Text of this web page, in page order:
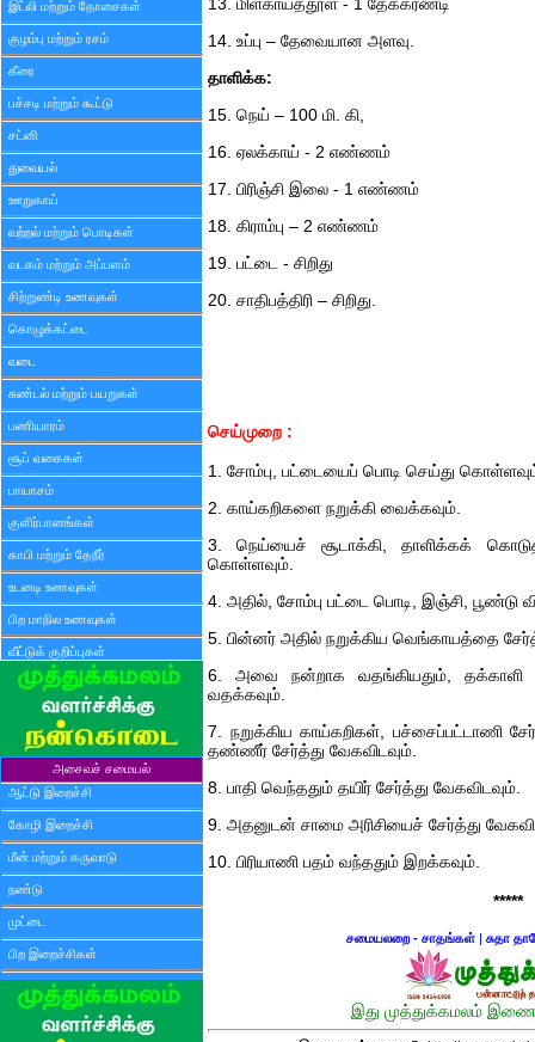
இட்லி மற்றும் தோசைகள்
குழம்பு மற்றும் ரசம்
கீரை
பச்சடி மற்றும் கூட்டு
சட்னி
துவையல்
ஊறுகாய்
வற்றல் மற்றும் பொடிகள்
வடகம் மற்றும் அப்பளம்
சிற்றுண்டி உணவுகள்
கொழுக்கட்டை
வடை
சுண்டல் மற்றும் பயறுகள்
பணியாரம்
சூப் வகைகள்
பாயாசம்
குளிர்பானங்கள்
காபி மற்றும் தேநீர்
உடனடி உணவுகள்
பிற மாநில உணவுகள்
வீட்டுக் குறிப்புகள்
அசைவச் சமையல்
ஆட்டு இறைச்சி
கோழி இறைச்சி
மீன் மற்றும் கருவாடு
நண்டு
முட்டை
பிற இறைச்சிகள்
13. மிளகாய்த்தூள் - 1 தேக்கரண்டி
14. உப்பு – தேவையான அளவு.
தாளிக்க:
15. நெய் – 100 மி. கி,
16. ஏலக்காய் - 2 எண்ணம்
17. பிரிஞ்சி இலை - 1 எண்ணம்
18. கிராம்பு – 2 எண்ணம்
19. பட்டை - சிறிது
20. சாதிபத்திரி – சிறிது.
செய்முறை :
1. சோம்பு, பட்டையைப் பொடி செய்து
2. காய்கறிகளை நறுக்கி வைக்கவும்.
3. நெய்யைச் சூடாக்கி, தாளிக்கக்
கொள்ளவும்.
4. அதில், சோம்பு பட்டை பொடி, இஞ்சி, பூண்டு
5. பின்னர் அதில் நறுக்கிய வெங்காயத்தை
6. அவை நன்றாக வதங்கியதும், தக்காளி
வதக்கவும்.
7. நறுக்கிய காய்கறிகள், பச்சைப்பட்டாணி
தண்ணீர் சேர்த்து வேகவிடவும்.
8. பாதி வெந்ததும் தயிர் சேர்த்து வேகவிடவும்.
9. அதனுடன் சாமை அரிசியைச் சேர்த்து
10. பிரியாணி பதம் வந்ததும் இறக்கவும்.
*****
சமையலறை - சாதங்கள்| சுதா
இது முத்துக்கமலம்